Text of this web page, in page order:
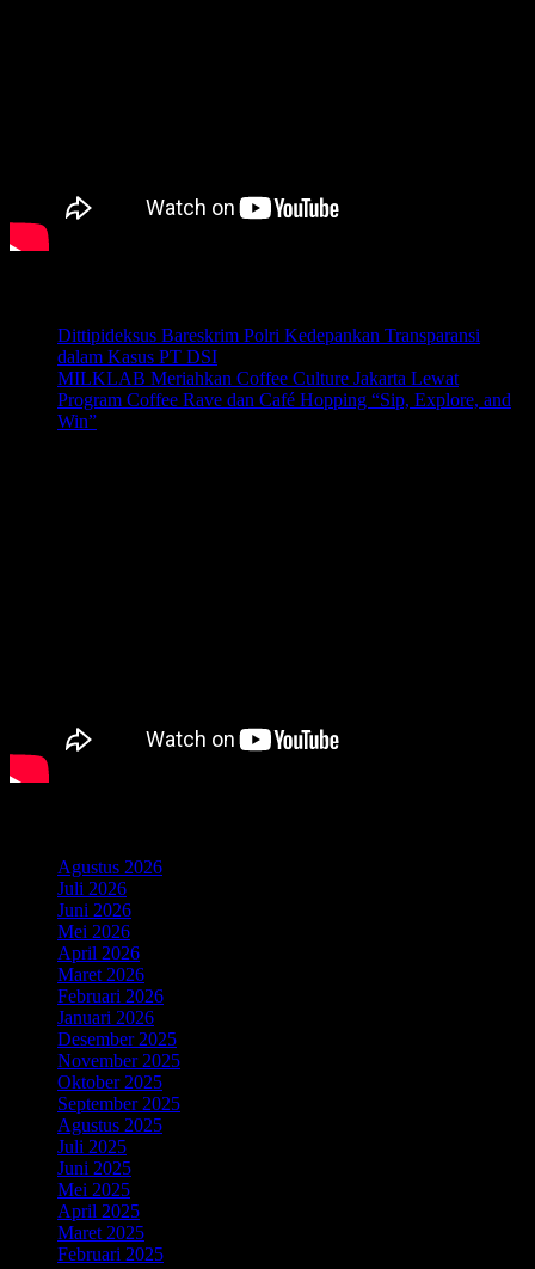
Dittipideksus Bareskrim Polri Kedepankan Transparansi
dalam Kasus PT DSI
MILKLAB Meriahkan Coffee Culture Jakarta Lewat
Program Coffee Rave dan Café Hopping “Sip, Explore, and
Win”
Agustus 2026
Juli 2026
Juni 2026
Mei 2026
April 2026
Maret 2026
Februari 2026
Januari 2026
Desember 2025
November 2025
Oktober 2025
September 2025
Agustus 2025
Juli 2025
Juni 2025
Mei 2025
April 2025
Maret 2025
Februari 2025